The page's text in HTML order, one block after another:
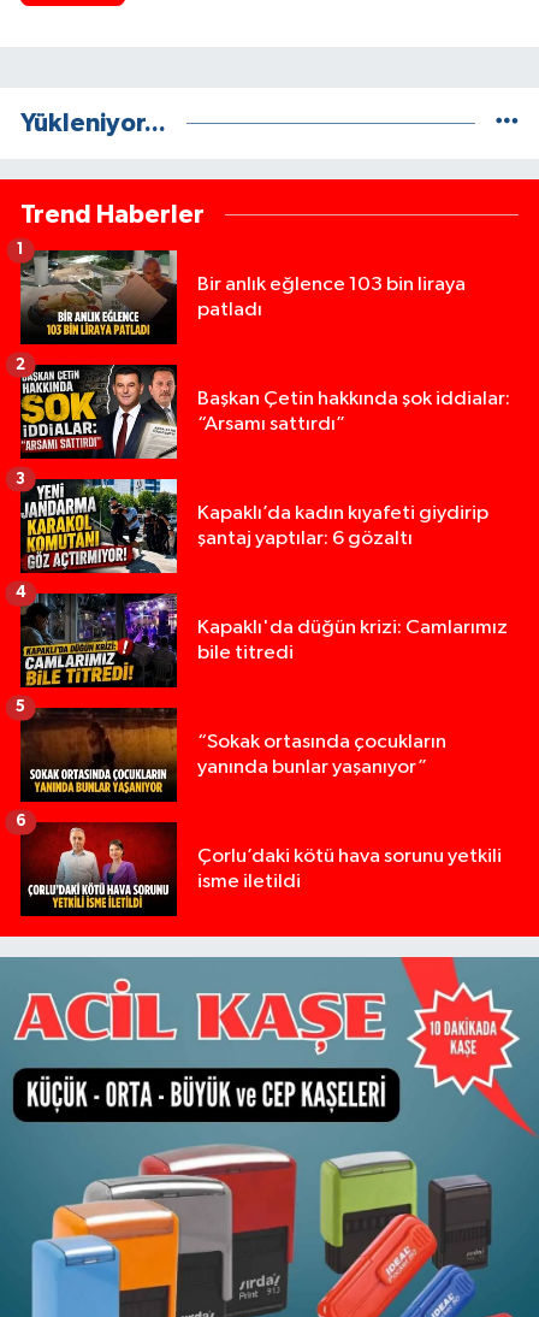
Yükleniyor...
Trend Haberler
Bir anlık eğlence 103 bin liraya
patladı
1
Başkan Çetin hakkında şok iddialar:
“Arsamı sattırdı”
2
Kapaklı’da kadın kıyafeti giydirip
şantaj yaptılar: 6 gözaltı
3
Kapaklı'da düğün krizi: Camlarımız
bile titredi
4
“Sokak ortasında çocukların
yanında bunlar yaşanıyor”
5
Çorlu’daki kötü hava sorunu yetkili
isme iletildi
6